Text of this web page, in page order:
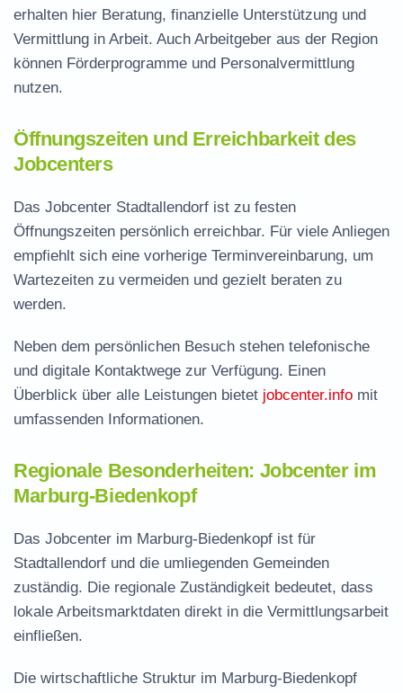
erhalten hier Beratung, finanzielle Unterstützung und
Vermittlung in Arbeit. Auch Arbeitgeber aus der Region
können Förderprogramme und Personalvermittlung
nutzen.
Öffnungszeiten und Erreichbarkeit des
Jobcenters
Das Jobcenter Stadtallendorf ist zu festen
Öffnungszeiten persönlich erreichbar. Für viele Anliegen
empfiehlt sich eine vorherige Terminvereinbarung, um
Wartezeiten zu vermeiden und gezielt beraten zu
werden.
Neben dem persönlichen Besuch stehen telefonische
und digitale Kontaktwege zur Verfügung. Einen
Überblick über alle Leistungen bietet jobcenter.info mit
umfassenden Informationen.
Regionale Besonderheiten: Jobcenter im
Marburg-Biedenkopf
Das Jobcenter im Marburg-Biedenkopf ist für
Stadtallendorf und die umliegenden Gemeinden
zuständig. Die regionale Zuständigkeit bedeutet, dass
lokale Arbeitsmarktdaten direkt in die Vermittlungsarbeit
einfließen.
Die wirtschaftliche Struktur im Marburg-Biedenkopf